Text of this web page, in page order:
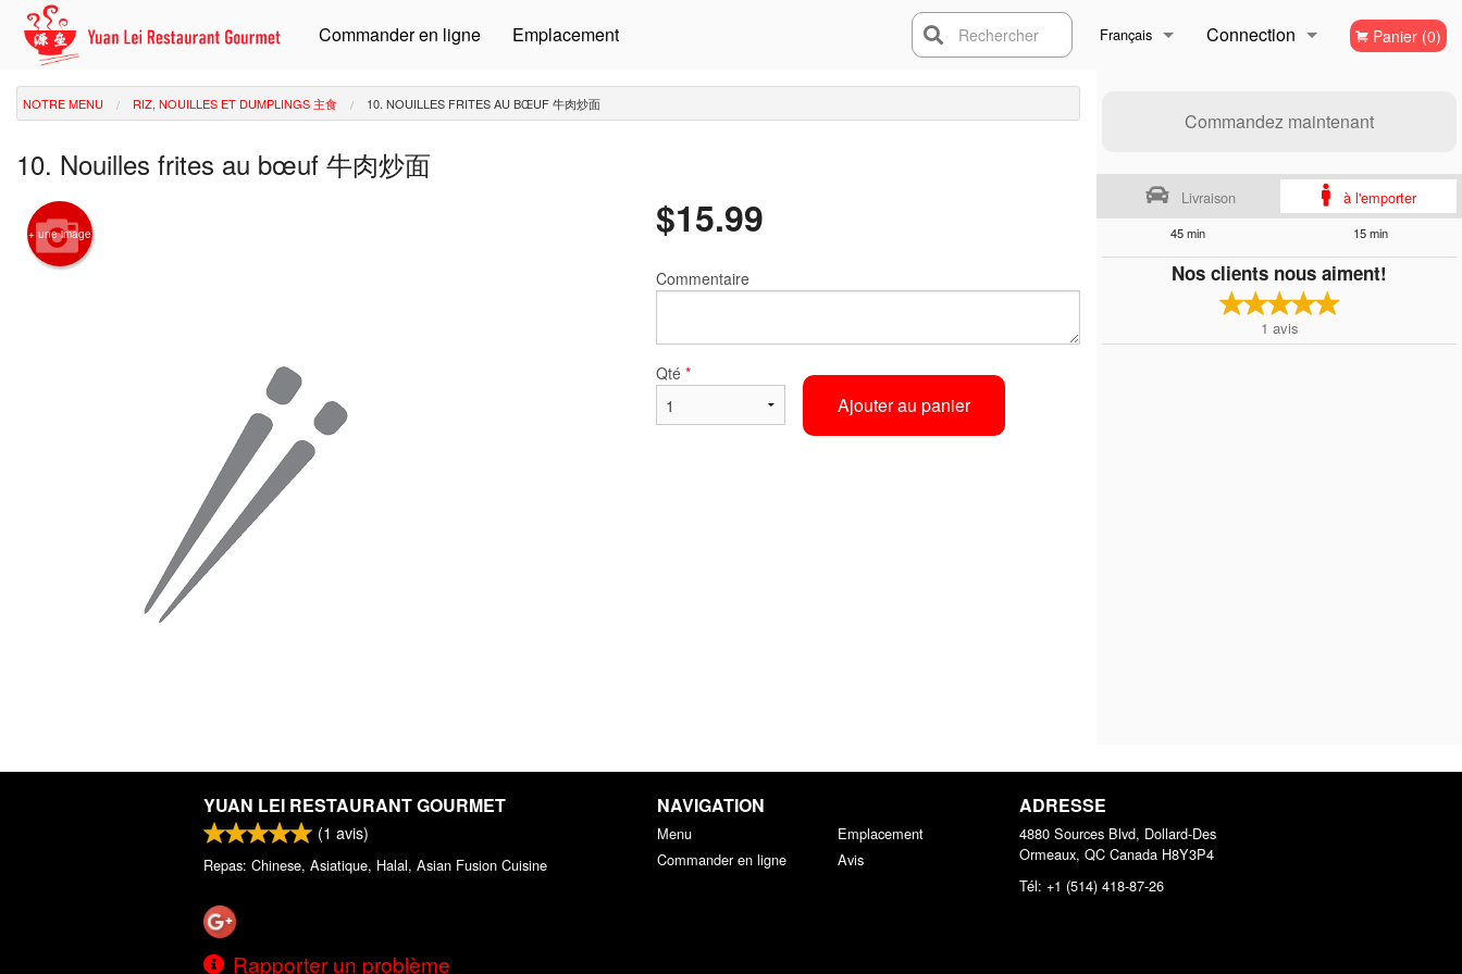
Commander en ligne Emplacement Français
English
Connection Panier (0)
Rechercher
Commandez maintenant
Livraison à l'emporter
45 min 15 min
Nos clients nous aiment!
1 avis
NOTRE MENU RIZ, NOUILLES ET DUMPLINGS 主食 10. NOUILLES FRITES AU BŒUF 牛肉炒面
10. Nouilles frites au bœuf 牛肉炒面
+ une image $15.99
Commentaire
Qté *
Ajouter au panier
YUAN LEI RESTAURANT GOURMET
(1 avis)
Repas: Chinese, Asiatique, Halal, Asian Fusion Cuisine
Rapporter un problème
NAVIGATION
Menu
Commander en ligne
Emplacement
Avis
ADRESSE
4880 Sources Blvd, Dollard-Des
Ormeaux, QC Canada H8Y3P4
Tél: +1 (514) 418-87-26